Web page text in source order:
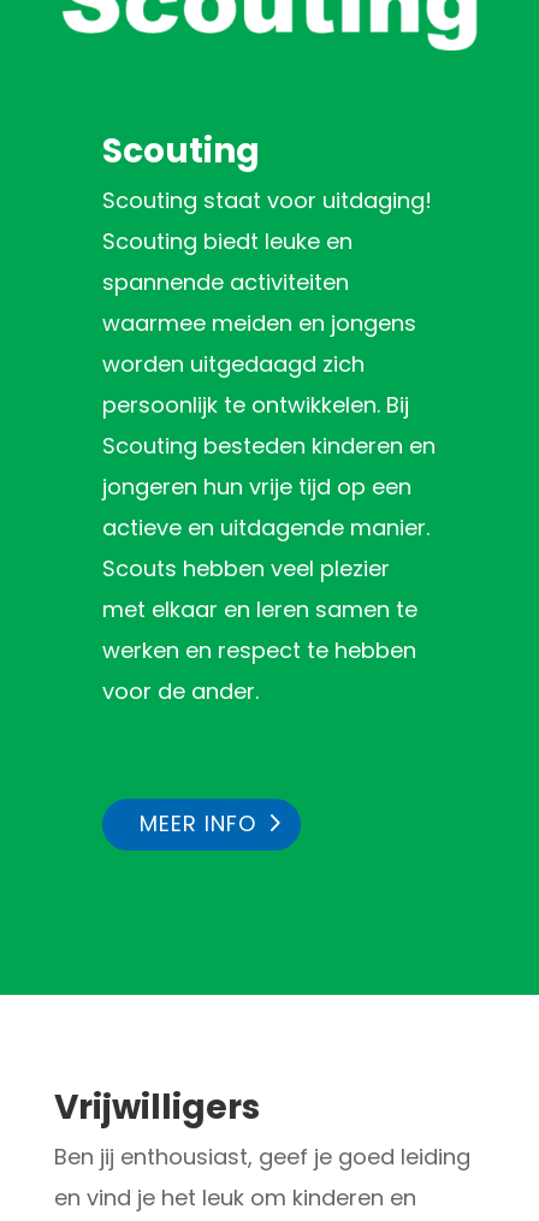
Scouting
Scouting staat voor uitdaging!
Scouting biedt leuke en
spannende activiteiten
waarmee meiden en jongens
worden uitgedaagd zich
persoonlijk te ontwikkelen. Bij
Scouting besteden kinderen en
jongeren hun vrije tijd op een
actieve en uitdagende manier.
Scouts hebben veel plezier
met elkaar en leren samen te
werken en respect te hebben
voor de ander.
MEER INFO
Vrijwilligers
Ben jij enthousiast, geef je goed leiding
en vind je het leuk om kinderen en